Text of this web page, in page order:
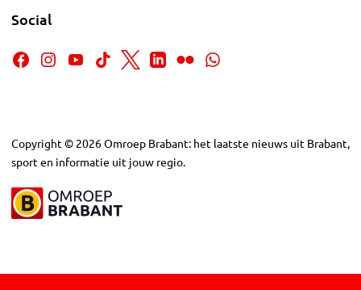
Social
Copyright © 2026Omroep Brabant: het laatste nieuws uit Brabant,
sport en informatie uit jouw regio.